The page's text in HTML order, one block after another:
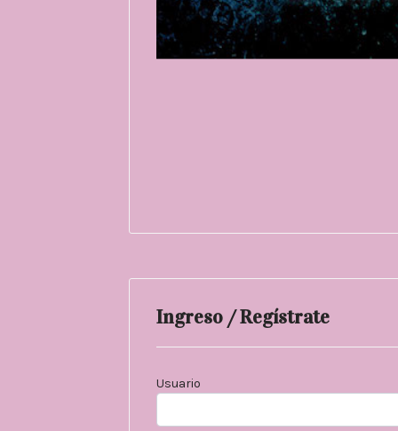
Ingreso / Regístrate
Usuario